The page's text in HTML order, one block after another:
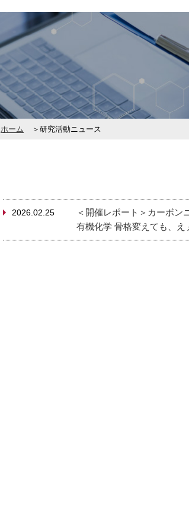
ホーム 研究活動ニュース
2026.02.25
＜開催レポート＞カーボン
有機化学 骨格変えても、え